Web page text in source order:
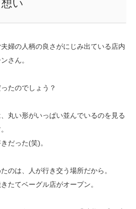
い
婦の人柄の良さがにじみ出ている店内
さん。
たのでしょう？
丸い形がいっぱい並んでいるのを見る
だった(笑)。
のは、人が行き交う場所だから。
たてベーグル店がオープン。